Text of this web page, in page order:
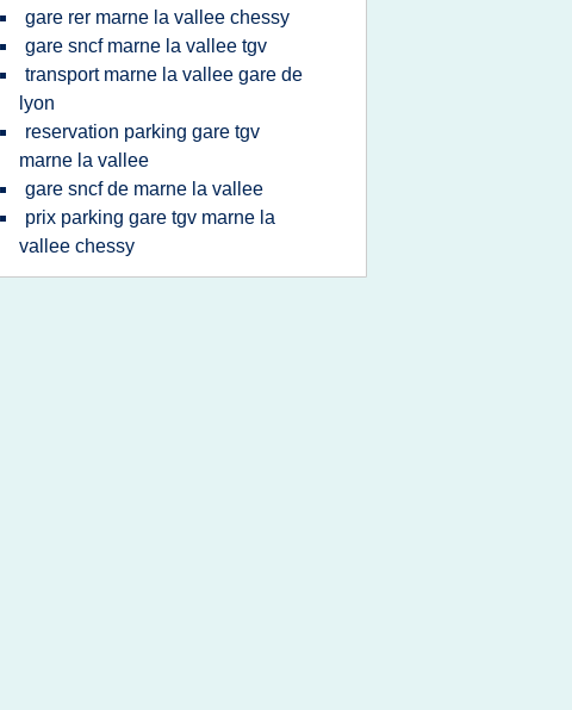
gare rer marne la vallee chessy
gare sncf marne la vallee tgv
transport marne la vallee gare de
lyon
reservation parking gare tgv
marne la vallee
gare sncf de marne la vallee
prix parking gare tgv marne la
vallee chessy